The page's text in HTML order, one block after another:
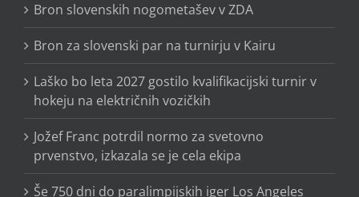
Bron slovenskih nogometašev v ZDA
Bron za slovenski par na turnirju v Kairu
Laško bo leta 2027 gostilo kvalifikacijski turnir v
hokeju na električnih vozičkih
Jožef Franc potrdil normo za svetovno
prvenstvo, izkazala se je cela ekipa
Še 750 dni do paralimpijskih iger Los Angeles